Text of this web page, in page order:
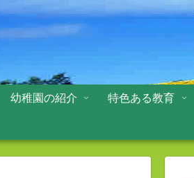
幼稚園の紹介 特色ある教育